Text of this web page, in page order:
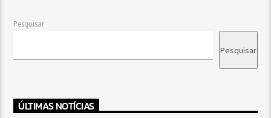
Pesquisar
Pesquisar
ÚLTIMAS NOTÍCIAS